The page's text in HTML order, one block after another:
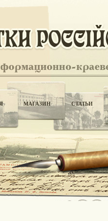
МАГАЗИН СТАТЬИ